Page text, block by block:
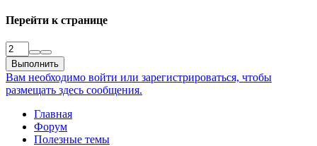
Перейти к странице
Выполнить
Вам необходимо войти или зарегистрироваться, чтобы
размещать здесь сообщения.
Главная
Форум
Полезные темы